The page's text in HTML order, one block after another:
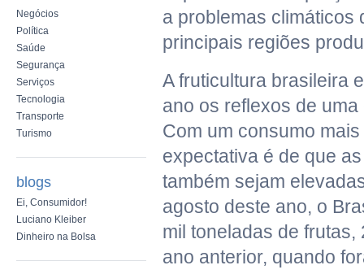
Negócios
Política
Saúde
Segurança
Serviços
Tecnologia
Transporte
Turismo
blogs
Ei, Consumidor!
Luciano Kleiber
Dinheiro na Bolsa
a problemas climáticos
principais regiões
A fruticultura brasileira
ano os reflexos de
Com um consumo
expectativa é de que
também sejam
agosto deste ano, o
mil toneladas de frutas,
ano anterior, quando